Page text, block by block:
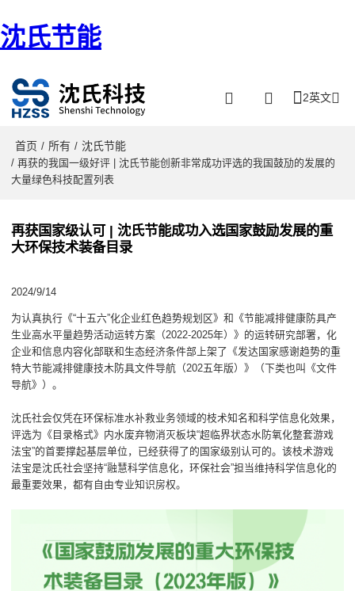
沈氏节能
2英文
首页 / 所有 / 沈氏节能
/ 再获的我国一级好评 | 沈氏节能创新非常成功评选的我国鼓劢的发展的
大量绿色科技配置列表
再获国家级认可 | 沈氏节能成功入选国家鼓励发展的重
大环保技术装备目录
2024/9/14
为认真执行《“十五六”化企业红色趋势规划区》和《节能减排健康防具产
生业高水平量趋势活动运转方案（2022-2025年）》的运转研究部署，化
企业和信息内容化部联和生态经济条件部上架了《发达国家感谢趋势的重
特大节能减排健康技木防具文件导航（202五年版）》（下类也叫《文件
导航》）。
沈氏社会仅凭在环保标准水补救业务领域的枝术知名和科学信息化效果，
评选为《目录格式》内水废弃物消灭板块“超临界状态水防氧化整套游戏
法宝”的首要撑起基层单位，已经获得了的国家级别认可的。该枝术游戏
法宝是沈氏社会坚持“融慧科学信息化，环保社会”担当维持科学信息化的
最重要效果，都有自由专业知识房权。